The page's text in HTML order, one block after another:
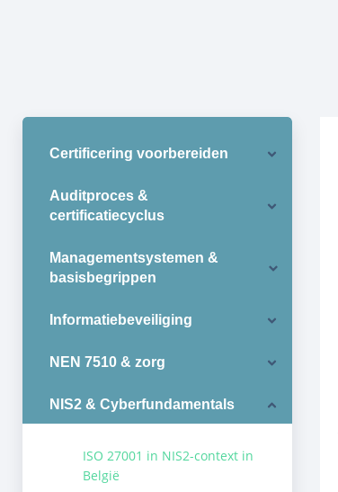
Certificering voorbereiden
Auditproces &
certificatiecyclus
Managementsystemen &
basisbegrippen
Informatiebeveiliging
NEN 7510 & zorg
NIS2 & Cyberfundamentals
ISO 27001 in NIS2-context in
België